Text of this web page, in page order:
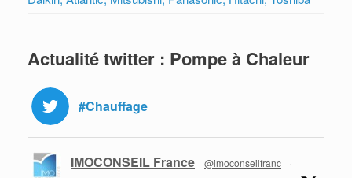
Actualité twitter : Pompe à Chaleur
#Chauffage
IMOCONSEIL France @imoconseilfranc
·